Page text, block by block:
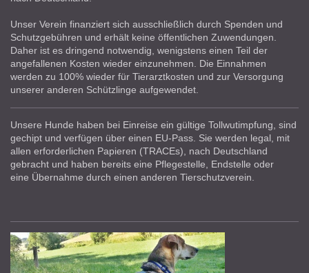
Unser Verein finanziert sich ausschließlich durch Spenden und
Schutzgebühren und erhält keine öffentlichen Zuwendungen.
Daher ist es dringend notwendig, wenigstens einen Teil der
angefallenen Kosten wieder einzunehmen. Die Einnahmen
werden zu 100% wieder für Tierarztkosten und zur Versorgung
unserer anderen Schützlinge aufgewendet.
Unsere Hunde haben bei Einreise ein gültige Tollwutimpfung, sind
gechipt und verfügen über einen EU-Pass. Sie werden legal, mit
allen erforderlichen Papieren (TRACEs), nach Deutschland
gebracht und haben bereits eine Pflegestelle, Endstelle oder
eine Übernahme durch einen anderen Tierschutzverein.